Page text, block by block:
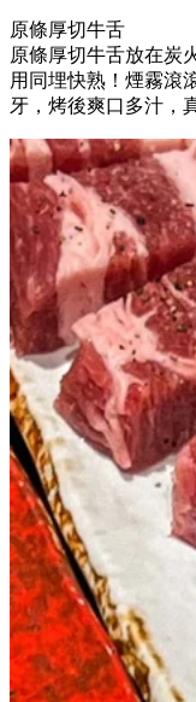
原條厚切牛舌
原條厚切牛舌放在炭
用同埋快熟！煙霧滾
牙，烤後爽口多汁，